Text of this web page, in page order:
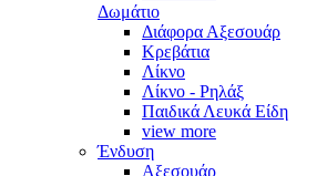
Δωμάτιο
Διάφορα Αξεσουάρ
Κρεβάτια
Λίκνο
Λίκνο - Ρηλάξ
Παιδικά Λευκά Είδη
view more
Ένδυση
Αξεσουάρ